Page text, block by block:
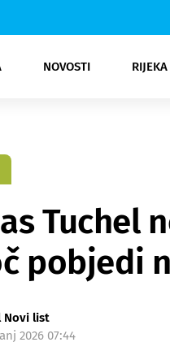
NOVOSTI
Rijeka Opatija
NK
Moda
Kultura
Tuchel
pobjedi
Novi list
2026 07:44